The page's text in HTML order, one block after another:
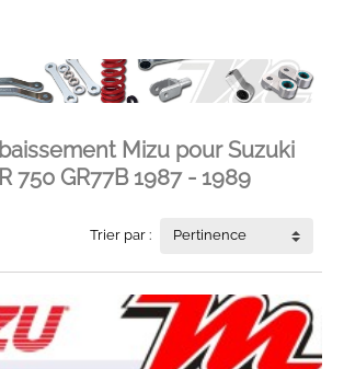
Mizu pour Suzuki
750 GR77B 1987 - 1989
Trier par : Pertinence